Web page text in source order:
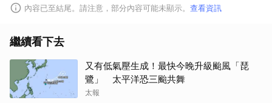
內容已至結尾。請注意，部分內容可能未顯示。 查看資訊
繼續看下去
又有低氣壓生成！最快今晚升級颱風「琵
鷺」 太平洋恐三颱共舞
太報